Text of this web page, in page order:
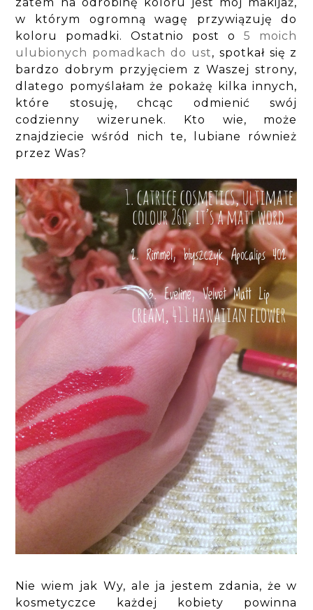
zatem na odrobinę koloru jest mój makijaż,
w którym ogromną wagę przywiązuję do
koloru pomadki. Ostatnio post o5 moich
ulubionych pomadkach do ust, spotkał się z
bardzo dobrym przyjęciem z Waszej strony,
dlatego pomyślałam że pokażę kilka innych,
które stosuję, chcąc odmienić swój
codzienny wizerunek. Kto wie, może
znajdziecie wśród nich te, lubiane również
przez Was?
Nie wiem jak Wy, ale ja jestem zdania, że w
kosmetyczce każdej kobiety powinna